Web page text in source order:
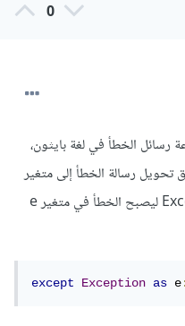
0
الخطأ في لغة بايثون،
رسالة الخطأ إلى متغير
ومن ثم طباعتها أي كتابة Exception as e ليصبح الخطأ في متغير e
except Exception as e